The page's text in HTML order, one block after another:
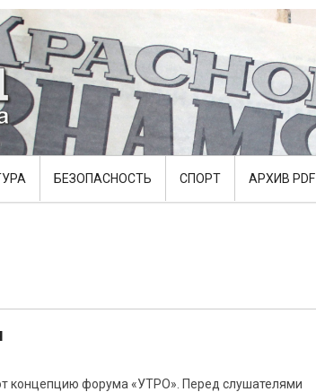
БЕЗОПАСНОСТЬ СПОРТ АРХИВ PDF
концепцию форума «УТРО». Перед слушателями